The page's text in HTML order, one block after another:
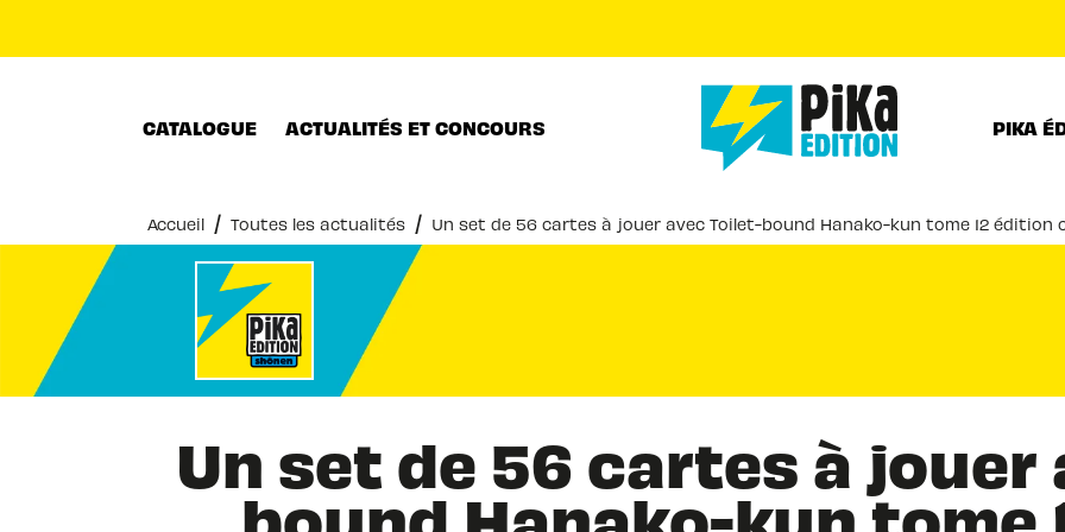
CATALOGUE ACTUALITÉS ET CONCOURS PIKA
Accueil / Toutes les actualités / Un set de 56 cartes à jouer avec Toilet-bound Hanako-kun tome 12 édition
Un set de 56 cartes à jouer